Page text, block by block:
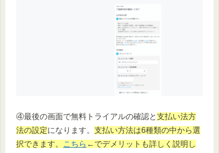
④最後の画面で無料トライアルの確認と支払い法方
法の設定になります。 支払い方法は6種類の中から選
択できます。
こちら ←でデメリットも詳しく説明し